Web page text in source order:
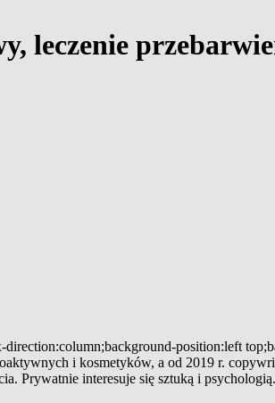
leczenie
position:left
i kosmetyków, a od 2019 r.
Prywatnie interesuje się sztuką i psychologią.